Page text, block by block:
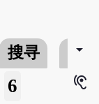
搜寻 书介
arrow_drop_down
6
hearing